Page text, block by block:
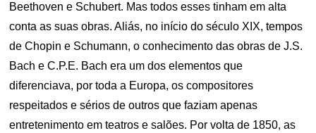
Beethoven e Schubert. Mas todos esses tinham em alta
conta as suas obras. Aliás, no início do século XIX, tempos
de Chopin e Schumann, o conhecimento das obras de J.S.
Bach e C.P.E. Bach era um dos elementos que
diferenciava, por toda a Europa, os compositores
respeitados e sérios de outros que faziam apenas
entretenimento em teatros e salões. Por volta de 1850, as